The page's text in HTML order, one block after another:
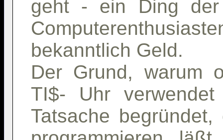
geht - ein Ding der
bekanntlich Geld.
Der Grund, warum
TI$- Uhr
Tatsache